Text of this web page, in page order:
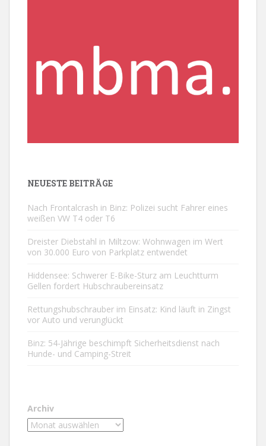
NEUESTE BEITRÄGE
Nach Frontalcrash in Binz: Polizei sucht Fahrer eines
weißen VW T4 oder T6
Dreister Diebstahl in Miltzow: Wohnwagen im Wert
von 30.000 Euro von Parkplatz entwendet
Hiddensee: Schwerer E-Bike-Sturz am Leuchtturm
Gellen fordert Hubschraubereinsatz
Rettungshubschrauber im Einsatz: Kind läuft in Zingst
vor Auto und verunglückt
Binz: 54-Jährige beschimpft Sicherheitsdienst nach
Hunde- und Camping-Streit
Archiv